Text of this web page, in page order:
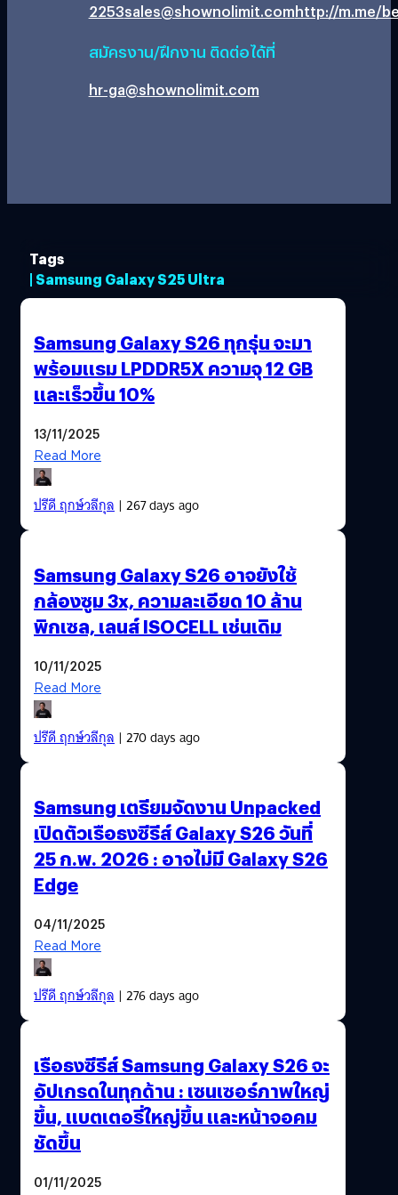
2253sales@shownolimit.comhttp://m.me/
สมัครงาน/ฝึกงาน ติดต่อได้ที่
hr-ga@shownolimit.com
Tags
| Samsung Galaxy S25 Ultra
Samsung Galaxy S26 ทุกรุ่น จะมา
พร้อมแรม LPDDR5X ความจุ 12 GB
และเร็วขึ้น 10%
13/11/2025
Read More
ปรีดี ฤกษ์วลีกุล| 267 days ago
Samsung Galaxy S26 อาจยังใช้
กล้องซูม 3x, ความละเอียด 10 ล้าน
พิกเซล, เลนส์ ISOCELL เช่นเดิม
10/11/2025
Read More
ปรีดี ฤกษ์วลีกุล| 270 days ago
Samsung เตรียมจัดงาน Unpacked
เปิดตัวเรือธงซีรีส์ Galaxy S26 วันที่
25 ก.พ. 2026 : อาจไม่มี Galaxy S26
Edge
04/11/2025
Read More
ปรีดี ฤกษ์วลีกุล| 276 days ago
เรือธงซีรีส์ Samsung Galaxy S26 จะ
อัปเกรดในทุกด้าน : เซนเซอร์ภาพใหญ่
ขึ้น, แบตเตอรี่ใหญ่ขึ้น และหน้าจอคม
ชัดขึ้น
01/11/2025